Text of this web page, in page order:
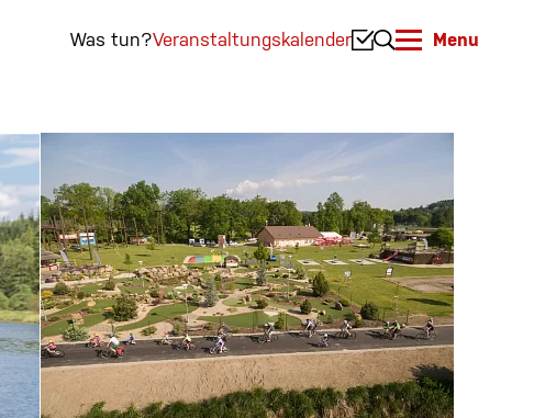
Was tun?Veranstaltungskalender Menu